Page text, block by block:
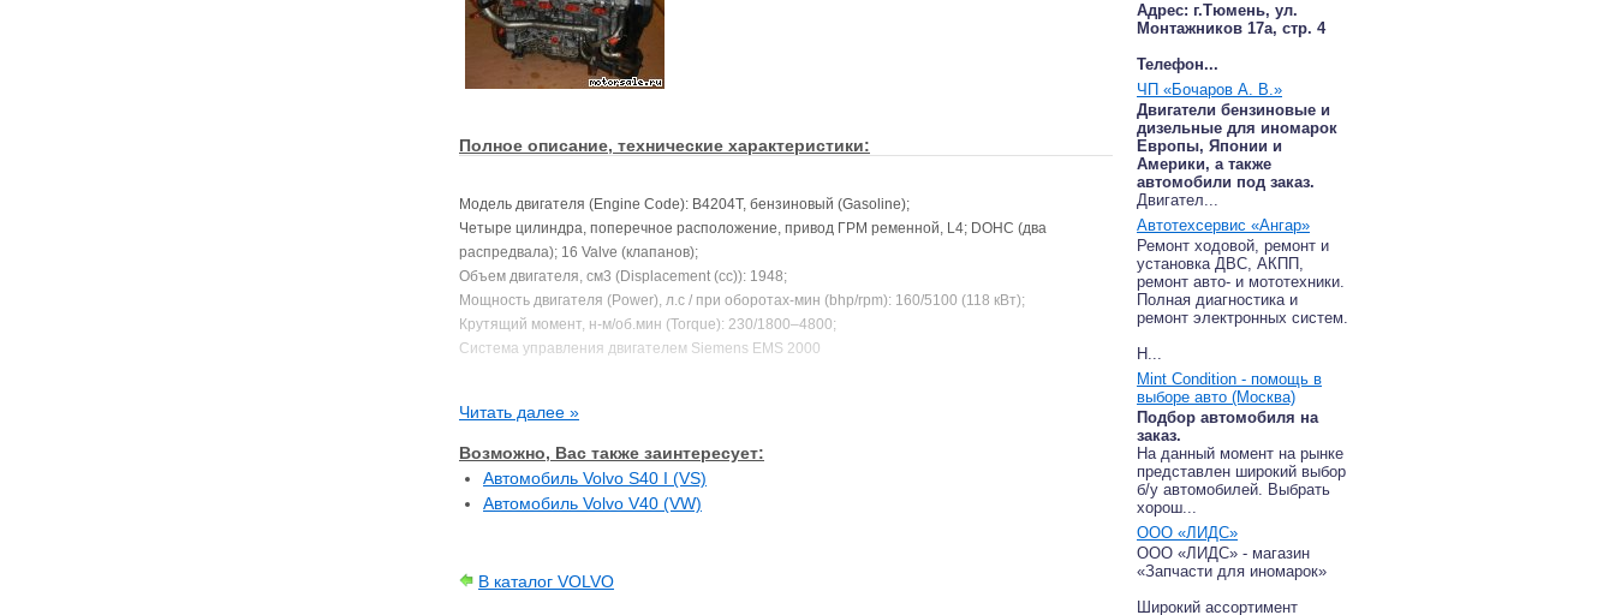
Полное описание, технические характеристики:
Модель двигателя (Engine Code): B4204T, бензиновый (Gasoline);
Четыре цилиндра, поперечное расположение, привод ГРМ ременной, L4; DOHC (два
распредвала); 16 Valve (клапанов);
Объем двигателя, см3 (Displacement (cc)): 1948;
Мощность двигателя (Power), л.с / при оборотах-мин (bhp/rpm): 160/5100 (118 кВт);
Крутящий момент, н-м/об.мин (Torque): 230/1800–4800;
Система управления двигателем Siemens EMS 2000
Диаметр / ход поршня (Bore/Stroke), мм: 83.0/90.0;
Устанавливался на (In the following car(s)):
Volvo S40 (Year(s) Produced) с 1998 по 1999 год
Volvo V40 (Year(s) Produced) с 1998 по 1999 год
Читать далее »
Возможно, Вас также заинтересует:
Автомобиль Volvo S40 I (VS)
Автомобиль Volvo V40 (VW)
В каталог VOLVO
Адрес: г.Тюмень, ул.
Монтажников 17а, стр. 4
Телефон...
ЧП «Бочаров А. В.»
Двигатели бензиновые и
дизельные для иномарок
Европы, Японии и
Америки, а также
автомобили под заказ.
Двигател...
Автотехсервис «Ангар»
Ремонт ходовой, ремонт и
установка ДВС, АКПП,
ремонт авто- и мототехники.
Полная диагностика и
ремонт электронных систем.
Н...
Mint Condition - помощь в
выборе авто (Москва)
Подбор автомобиля на
заказ.
На данный момент на рынке
представлен широкий выбор
б/у автомобилей. Выбрать
хорош...
ООО «ЛИДС»
ООО «ЛИДС» - магазин
«Запчасти для иномарок»
Широкий ассортимент